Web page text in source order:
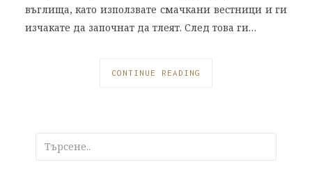
въглища, като използвате смачкани вестници и ги
изчакате да започнат да тлеят. След това ги…
CONTINUE READING